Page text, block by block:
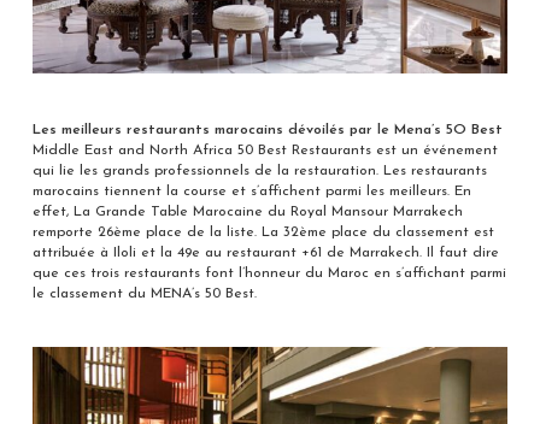
Les meilleurs restaurants marocains dévoilés par le Mena’s 5O Best
Middle East and North Africa 50 Best Restaurants est un événement
qui lie les grands professionnels de la restauration. Les restaurants
marocains tiennent la course et s’affichent parmi les meilleurs. En
effet, La Grande Table Marocaine du Royal Mansour Marrakech
remporte 26ème place de la liste. La 32ème place du classement est
attribuée à Iloli et la 49e au restaurant +61 de Marrakech. Il faut dire
que ces trois restaurants font l’honneur du Maroc en s’affichant parmi
le classement du MENA’s 50 Best.